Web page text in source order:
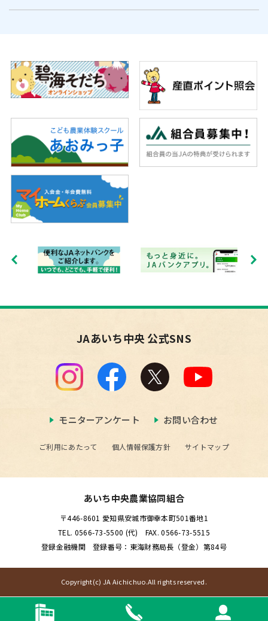
JAあいち中央 公式SNS
モニターアンケート お問い合わせ
ご利用にあたって 個人情報保護方針 サイトマップ
あいち中央農業協同組合
〒446-8601 愛知県安城市御幸本町501番地1
TEL. 0566-73-5500 (代) FAX. 0566-73-5515
登録金融機関 登録番号：東海財務局長（登金）第84号
Copyright(c) JA Aichichuo.All rights reserved.